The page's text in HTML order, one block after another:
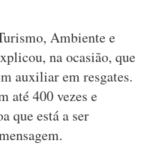
Ambiente e
na ocasião, que
auxiliar em resgates.
até 400 vezes e
que está a ser